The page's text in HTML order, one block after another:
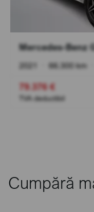
Mercedes-Benz
2021 66.300 km
79.376 €
TVA deductibil
Cumpără